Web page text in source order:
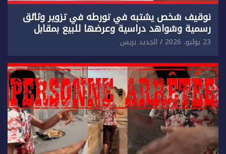
توقيف شخص يشتبه في تورطه في تزوير وثائق
رسمية وشواهد دراسية وعرضها للبيع بمقابل
مادي.
23 يوليو، 2026 الجديد بريس